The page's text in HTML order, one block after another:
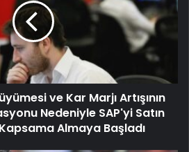
ve Kar Marjı Artışının
Nedeniyle SAP'yi Satın
Almaya Başladı